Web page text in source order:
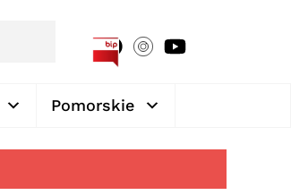
Pomorskie